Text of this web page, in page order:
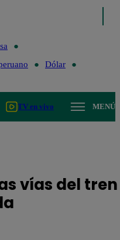
Dólar
TV en vivo MENÚ
vías del